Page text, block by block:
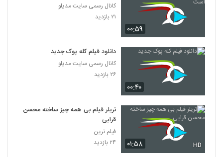
دانلود فیلم سینمایی در کمال خونسردی
۱,۱۷۱ بازدید
دانلود فیلم ناردون
19 کیفیت عالی
20
فیلم ایرانی من کارگرم
۲,۱۲۳ بازدید
۰۰:۵۹
کانال رسمی سایت مدیلو
۲۱ بازدید
۰۰:۴۰
دانلود فیلم کله پوک جدید
کانال رسمی سایت مدیلو
۲۶ بازدید
۰۱:۵۸ HD
تریلر فیلم بی همه چیز ساخته محسن
قرایی
فیلم ترین
۲۴ بازدید